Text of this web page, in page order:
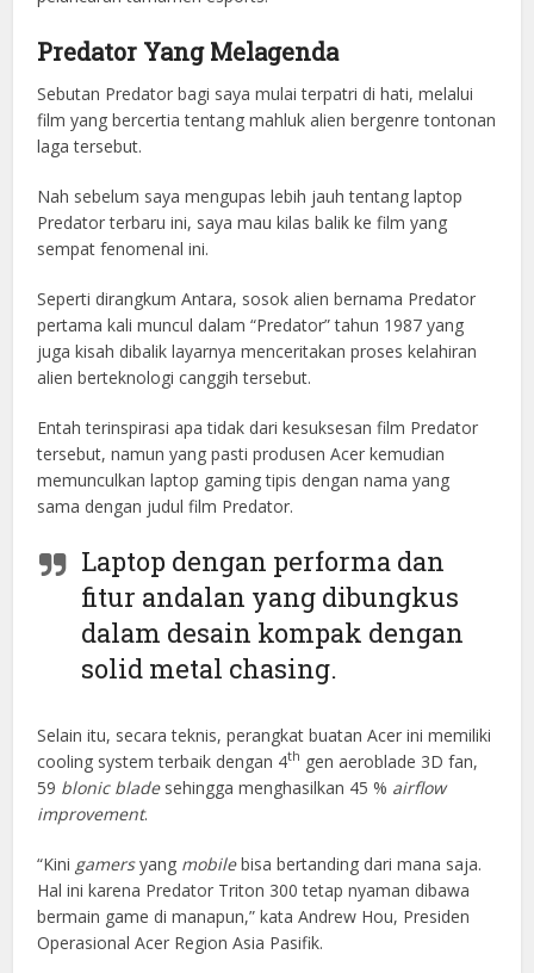
Predator Yang Melagenda
Sebutan Predator bagi saya mulai terpatri di hati, melalui
film yang bercertia tentang mahluk alien bergenre tontonan
laga tersebut.
Nah sebelum saya mengupas lebih jauh tentang laptop
Predator terbaru ini, saya mau kilas balik ke film yang
sempat fenomenal ini.
Seperti dirangkum Antara, sosok alien bernama Predator
pertama kali muncul dalam “Predator” tahun 1987 yang
juga kisah dibalik layarnya menceritakan proses kelahiran
alien berteknologi canggih tersebut.
Entah terinspirasi apa tidak dari kesuksesan film Predator
tersebut, namun yang pasti produsen Acer kemudian
memunculkan laptop gaming tipis dengan nama yang
sama dengan judul film Predator.
Laptop dengan performa dan
fitur andalan yang dibungkus
dalam desain kompak dengan
solid metal chasing.
Selain itu, secara teknis, perangkat buatan Acer ini memiliki
cooling system terbaik dengan 4th gen aeroblade 3D fan,
59 blonic blade sehingga menghasilkan 45 % airflow
improvement.
“Kini gamersyang mobilebisa bertanding dari mana saja.
Hal ini karena Predator Triton 300 tetap nyaman dibawa
bermain game di manapun,” kata Andrew Hou, Presiden
Operasional Acer Region Asia Pasifik.